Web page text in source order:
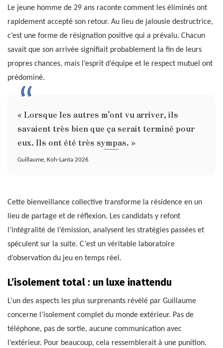
Le jeune homme de 29 ans raconte comment les éliminés ont
rapidement accepté son retour. Au lieu de jalousie destructrice,
c’est une forme de résignation positive qui a prévalu. Chacun
savait que son arrivée signifiait probablement la fin de leurs
propres chances, mais l’esprit d’équipe et le respect mutuel ont
prédominé.
« Lorsque les autres m’ont vu arriver, ils
savaient très bien que ça serait terminé pour
eux. Ils ont été très sympas. »
Guillaume, Koh-Lanta 2026
Cette bienveillance collective transforme la résidence en un
lieu de partage et de réflexion. Les candidats y refont
l’intégralité de l’émission, analysent les stratégies passées et
spéculent sur la suite. C’est un véritable laboratoire
d’observation du jeu en temps réel.
L’isolement total : un luxe inattendu
L’un des aspects les plus surprenants révélé par Guillaume
concerne l’isolement complet du monde extérieur. Pas de
téléphone, pas de sortie, aucune communication avec
l’extérieur. Pour beaucoup, cela ressemblerait à une punition.